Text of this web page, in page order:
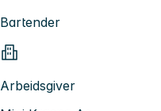
Bartender
Arbeidsgiver